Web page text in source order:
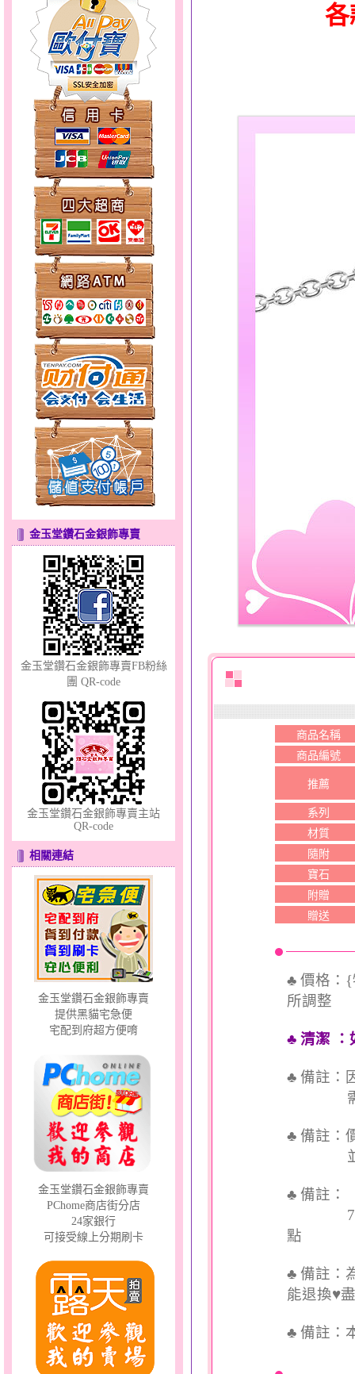
彩蝶倩影～金銀鋼套鍊
天使約定～金銀鋼套鍊
天真Rody～金銀鋼套鍊
甜心女孩～金銀鋼女套鍊
幸福洋溢～金銀鋼套鍊
夢想幸福～男黃金戒指
金玉堂鑽石金銀飾專賣
金玉堂鑽石金銀飾專賣FB粉絲
團 QR-code
金玉堂鑽石金銀飾專賣主站
QR-code
相關連結
金玉堂鑽石金銀飾專賣
提供黑貓宅急便
宅配到府超方便唷
金玉堂鑽石金銀飾專賣
PChome商店街分店
24家銀行
可接受線上分期刷卡
各
商品名稱
商品編號
推薦
系列
材質
隨附
寶石
附贈
贈送
♣ 價格：{
所調整
♣ 清潔 ：
♣ 備註：
需依實
♣ 備註：
並交付
♣ 備註：
7個工
點
♣ 備註：
能退換♥
♣ 備註：